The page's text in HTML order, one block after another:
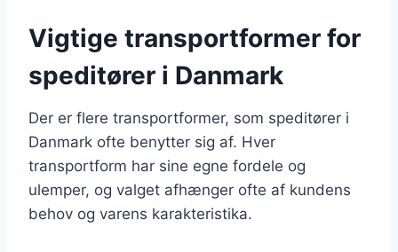
Vigtige transportformer for
speditører i Danmark
Der er flere transportformer, som speditører i
Danmark ofte benytter sig af. Hver
transportform har sine egne fordele og
ulemper, og valget afhænger ofte af kundens
behov og varens karakteristika.